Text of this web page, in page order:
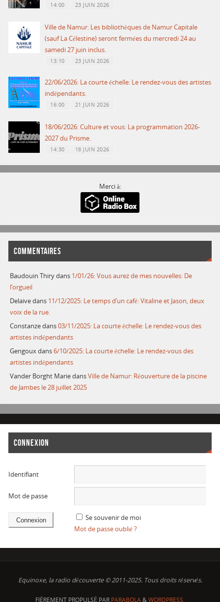
14:00 23 JUIN 2026
Ville de Namur: Les bibliothèques de Namur Capitale
(sauf La Célestine) seront fermées du mercredi 24 au
samedi 27 juin inclus.
13:10 23 JUIN 2026
22/06/2026: La courte échelle: Le rendez-vous des artistes
indépendants.
16:00 21 JUIN 2026
18/06/2026: Culture et vous: La programmation 2026-
2027 du Prisme.
14:30 18 JUIN 2026
Merci à:
COMMENTAIRES
Baudouin Thirydans 1/01/26: Vous aurez de mes nouvelles: De
l’orgueil
Delaivedans 11/12/2025: Le temps d’un café: Vitaline et Jason, deux
voix de la rue.
Constanzedans03/11/2025: La courte échelle: Le rendez-vous des
artistes indépendants
Gengouxdans6/10/2025: La courte échelle: Le rendez-vous des
artistes indépendants
Vander Borght MariedansVille de Namur: Réouverture de la piscine
de Jambes le 28 juillet 2025
CONNEXION
Identifiant
Mot de passe
Se souvenir de moi
Mot de passe oublié ?
Equinoxe, la radio découverte © 2011-2025. Tous droits réservés.
FIÈREMENT PROPULSÉ PAR PARABOLA&WORDPRESS.